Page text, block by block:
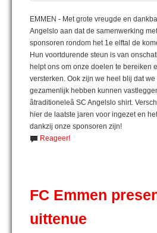
EMMEN - Met grote vreugde en
Angelslo aan dat de samenwerking
sponsoren rondom het 1e elftal de
Hun voortdurende steun is van
helpt ons om onze doelen te bereiken
versterken. Ook zijn we heel blij dat
gezamenlijk hebben kunnen
âtraditioneleâ SC Angelslo shirt.
hier de laatste jaren voor ingezet en
dankzij onze sponsoren zijn!
Reageer!
FC Emmen
uittenue